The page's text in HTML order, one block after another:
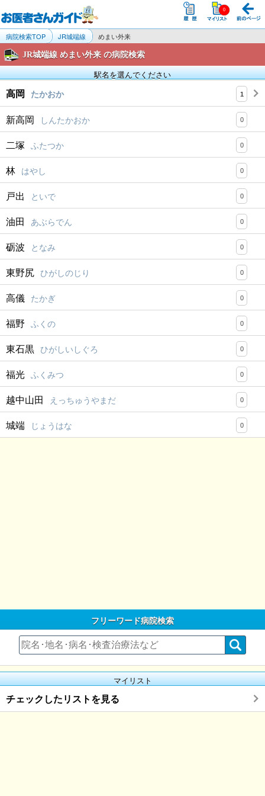
病院検索TOP JR城端線 めまい外来
JR城端線 めまい外来 の病院検索
駅名を選んでください
高岡 たかおか 1
新高岡 しんたかおか 0
二塚 ふたつか 0
林 はやし 0
戸出 といで 0
油田 あぶらでん 0
砺波 となみ 0
東野尻 ひがしのじり 0
高儀 たかぎ 0
福野 ふくの 0
東石黒 ひがしいしぐろ 0
福光 ふくみつ 0
越中山田 えっちゅうやまだ 0
城端 じょうはな 0
フリーワード病院検索
マイリスト
チェックしたリストを見る